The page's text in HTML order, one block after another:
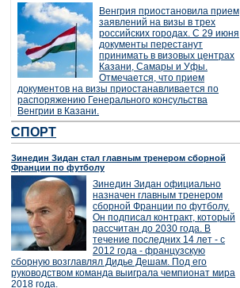
Венгрия приостановила прием
заявлений на визы в трех
российских городах. С 29 июня
документы перестанут
принимать в визовых центрах
Казани, Самары и Уфы.
Отмечается, что прием
документов на визы приостанавливается по
распоряжению Генерального консульства
Венгрии в Казани.
СПОРТ
Зинедин Зидан стал главным тренером сборной
Франции по футболу
Зинедин Зидан официально
назначен главным тренером
сборной Франции по футболу.
Он подписал контракт, который
рассчитан до 2030 года. В
течение последних 14 лет - с
2012 года - французскую
сборную возглавлял Дидье Дешам. Под его
руководством команда выиграла чемпионат мира
2018 года.